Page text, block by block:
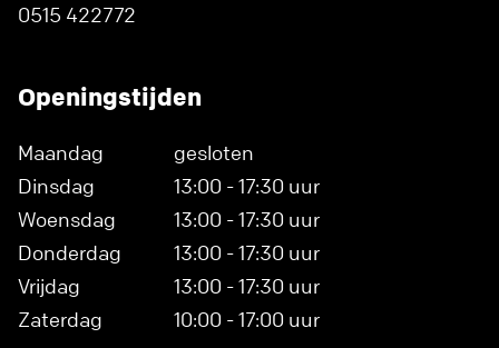
0515 422772
Openingstijden
Maandag
gesloten
Dinsdag
13:00 - 17:30 uur
Woensdag
13:00 - 17:30 uur
Donderdag
13:00 - 17:30 uur
Vrijdag
13:00 - 17:30 uur
Zaterdag
10:00 - 17:00 uur